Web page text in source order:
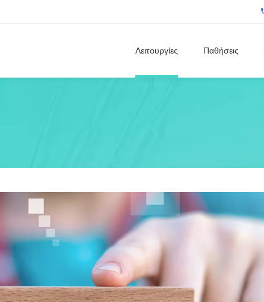
Λειτουργίες Παθήσεις